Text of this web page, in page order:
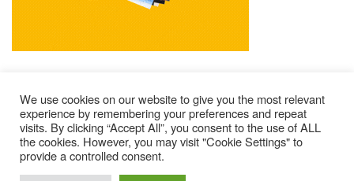
Mentions Légales Contacts
Où Trouver Poly ?
Lire Les Anciens N°
S’abonner À Poly
© 2025 – Magazine Poly – BKN
We use cookies on our website to give you the most relevant
experience by remembering your preferences and repeat
visits. By clicking “Accept All”, you consent to the use of ALL
the cookies. However, you may visit "Cookie Settings" to
provide a controlled consent.